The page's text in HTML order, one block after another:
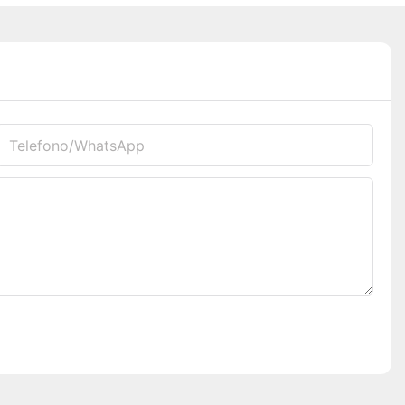
Telefono/WhatsApp